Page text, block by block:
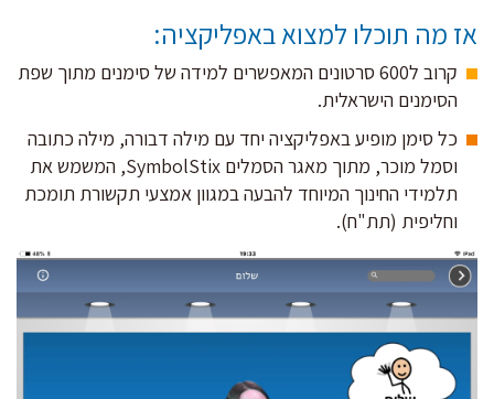
אז מה תוכלו למצוא באפליקציה:
קרוב ל600 סרטונים המאפשרים למידה של סימנים מתוך שפת
הסימנים הישראלית.
כל סימן מופיע באפליקציה יחד עם מילה דבורה, מילה כתובה
וסמל מוכר, מתוך מאגר הסמלים SymbolStix, המשמש את
תלמידי החינוך המיוחד להבעה במגוון אמצעי תקשורת תומכת
וחליפית (תת"ח).